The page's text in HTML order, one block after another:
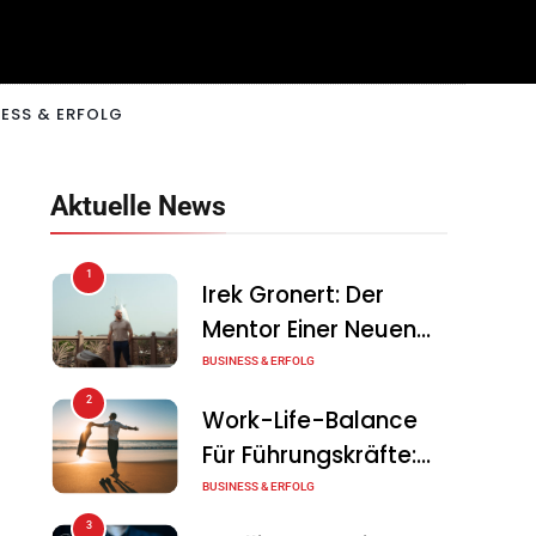
& ERFOLG
Aktuelle News
1
Irek Gronert: Der
Mentor Einer Neuen
Generation Von
BUSINESS & ERFOLG
2
Work-Life-Balance
Für Führungskräfte:
Illusion Oder Echte
BUSINESS & ERFOLG
3